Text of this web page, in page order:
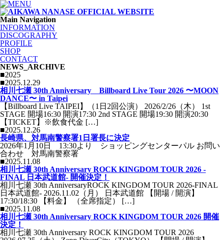
Main Navigation
INFORMATION
DISCOGRAPHY
PROFILE
SHOP
CONTACT
NEWS_ARCHIVE
■2025
■2025.12.29
相川七瀬 30th Anniversary Billboard Live Tour 2026 〜MOON
DANCE〜 in Taipei
【Billboard Live TAIPEI】（1日2回公演） 2026/2/26（木） 1st
STAGE 開場16:30 開演17:30 2nd STAGE 開場19:30 開演20:30
【TICKET】※飲食代金 […]
■2025.12.26
長崎県、対馬南警察署1日署長に決定
2026年1月10日 13:30より ショッピングセンターパル お問い
合わせ 対馬南警察署
■2025.11.08
相川七瀬 30th Anniversary ROCK KINGDOM TOUR 2026 -
FINAL 日本武道館- 開催決定！
相川七瀬 30th AnniversaryROCK KINGDOM TOUR 2026-FINAL
日本武道館- 2026.11.02（月） 日本武道館 【開場 / 開演】
17:30/18:30 【料金】 （全席指定） […]
■2025.11.08
相川七瀬 30th Anniversary ROCK KINGDOM TOUR 2026 開催
決定！
相川七瀬 30th Anniversary ROCK KINGDOM TOUR 2026